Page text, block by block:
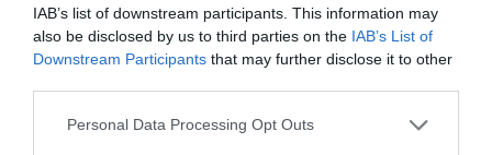
IAB’s list of downstream participants. This information may
also be disclosed by us to third parties on the IAB’s List of
Downstream Participants that may further disclose it to other
Personal Data Processing Opt Outs
HP Elite All-in-One często wyposażone są w
zaawansowane funkcje bezpieczeństwa, takie jak
wbudowane funkcje ochrony przed zagrożeniami
cybernetycznymi, czytniki linii papilarnych, kamery